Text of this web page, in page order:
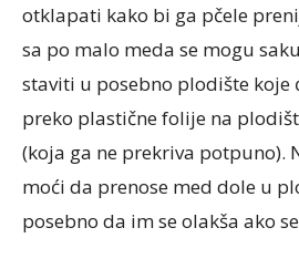
otklapati kako bi ga pčele
sa po malo meda se mogu
staviti u posebno plodište koje
preko plastične folije na
(koja ga ne prekriva potpuno).
moći da prenose med dole u
posebno da im se olakša ako